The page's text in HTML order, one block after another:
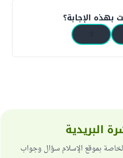
بهذه الإجابة؟
البريدية
بموقع الإسلام سؤال وجواب